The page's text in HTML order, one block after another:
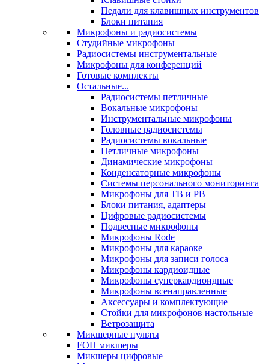
Педали для клавишных инструментов
Блоки питания
Микрофоны и радиосистемы
Студийные микрофоны
Радиосистемы инструментальные
Микрофоны для конференций
Готовые комплекты
Остальные...
Радиосистемы петличные
Вокальные микрофоны
Инструментальные микрофоны
Головные радиосистемы
Радиосистемы вокальные
Петличные микрофоны
Динамические микрофоны
Конденсаторные микрофоны
Системы персонального мониторинга
Микрофоны для ТВ и РВ
Блоки питания, адаптеры
Цифровые радиосистемы
Подвесные микрофоны
Микрофоны Rode
Микрофоны для караоке
Микрофоны для записи голоса
Микрофоны кардиоидные
Микрофоны суперкардиоидные
Микрофоны всенаправленные
Аксессуары и комплектующие
Стойки для микрофонов настольные
Ветрозащита
Микшерные пульты
FOH микшеры
Микшеры цифровые